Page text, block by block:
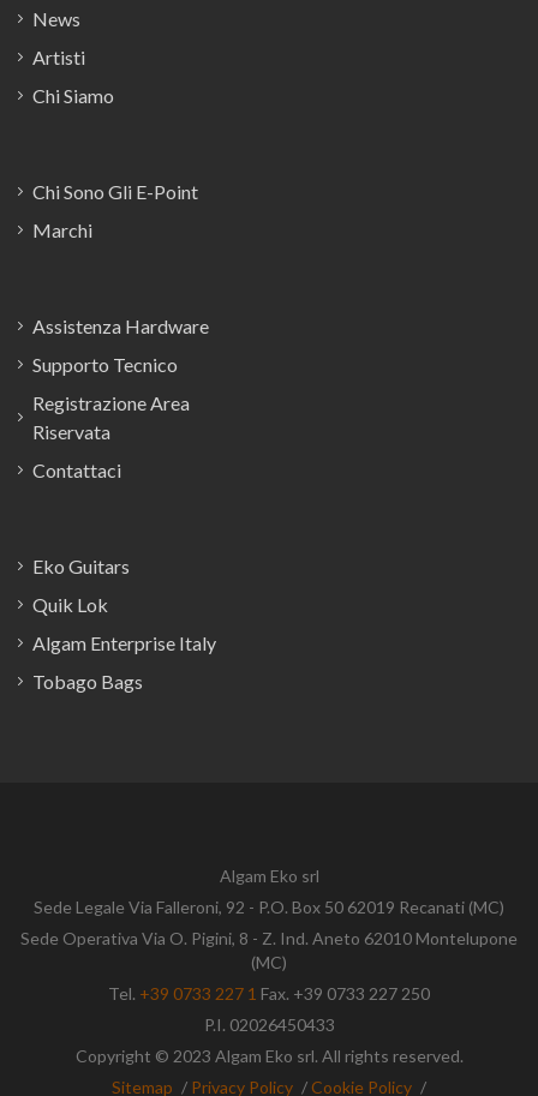
News
Artisti
Chi Siamo
Chi Sono Gli E-Point
Marchi
Assistenza Hardware
Supporto Tecnico
Registrazione Area
Riservata
Contattaci
Eko Guitars
Quik Lok
Algam Enterprise Italy
Tobago Bags
Algam Eko srl
Sede Legale Via Falleroni, 92 - P.O. Box 50 62019 Recanati (MC)
Sede Operativa Via O. Pigini, 8 - Z. Ind. Aneto 62010 Montelupone
(MC)
Tel. +39 0733 227 1 Fax. +39 0733 227 250
P.I. 02026450433
Copyright © 2023 Algam Eko srl. All rights reserved.
Sitemap / Privacy Policy / Cookie Policy /